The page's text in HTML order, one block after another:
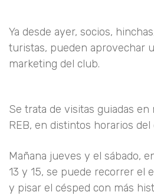
Ya desde ayer, socios,
turistas, pueden aprovechar
marketing del club.
Se trata de visitas guiadas
REB, en distintos horarios del
Mañana jueves y el sábado,
13 y 15, se puede recorrer el
y pisar el césped con más